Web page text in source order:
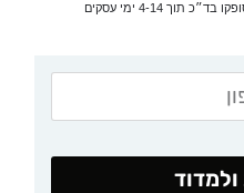
4-14 ימי עסקים